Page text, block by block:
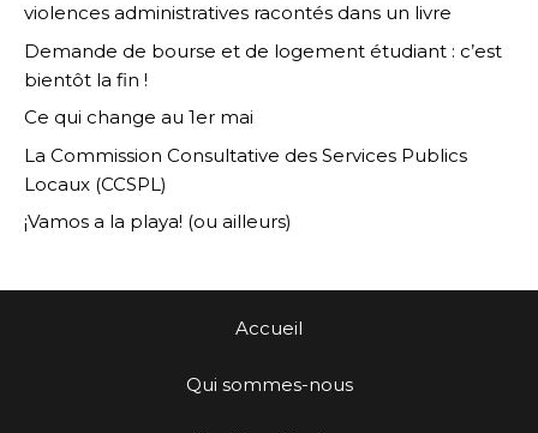
violences administratives racontés dans un livre
Demande de bourse et de logement étudiant : c’est
bientôt la fin !
Ce qui change au 1er mai
La Commission Consultative des Services Publics
Locaux (CCSPL)
¡Vamos a la playa! (ou ailleurs)
Accueil
Qui sommes-nous